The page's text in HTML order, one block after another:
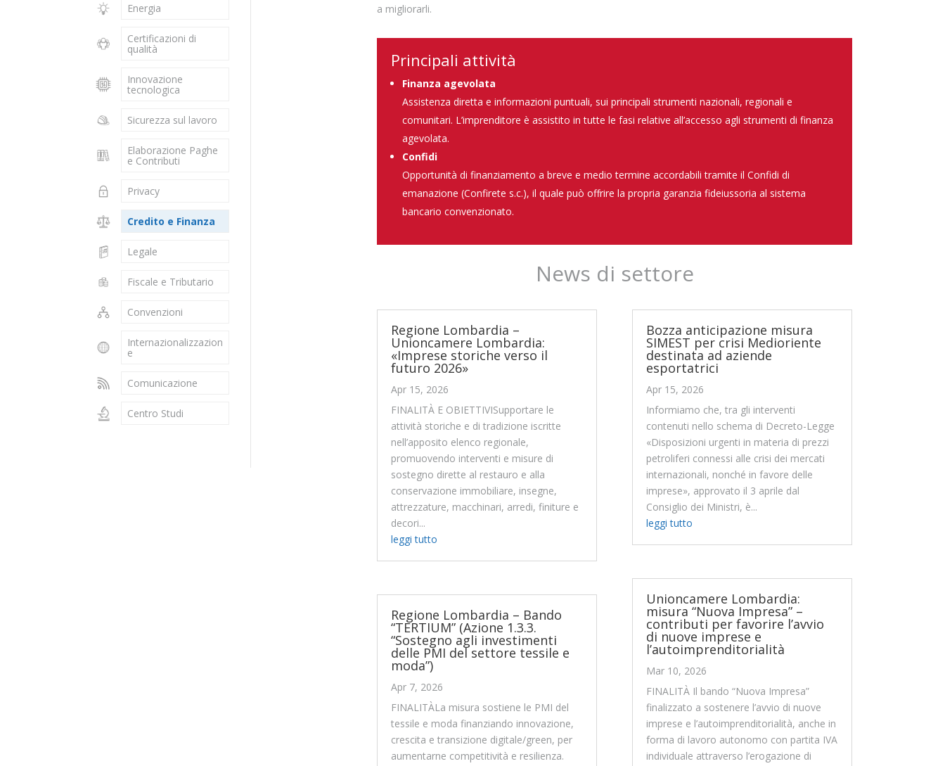
Energia
Certificazioni di
qualità
Innovazione
tecnologica
Sicurezza sul lavoro
Elaborazione Paghe
e Contributi
Privacy
Credito e Finanza
Legale
Fiscale e Tributario
Convenzioni
Internazionalizzazion
e
Comunicazione
Centro Studi
a migliorarli.
Principali attività
Finanza agevolata
Assistenza diretta e informazioni puntuali, sui principali strumenti nazionali, regionali e
comunitari. L’imprenditore è assistito in tutte le fasi relative all’accesso agli strumenti di finanza
agevolata.
Confidi
Opportunità di finanziamento a breve e medio termine accordabili tramite il Confidi di
emanazione (Confirete s.c.), il quale può offrire la propria garanzia fideiussoria al sistema
bancario convenzionato.
News di settore
Regione Lombardia –
Unioncamere Lombardia:
«Imprese storiche verso il
futuro 2026»
Apr 15, 2026
FINALITÀ E OBIETTIVISupportare le
attività storiche e di tradizione iscritte
nell’apposito elenco regionale,
promuovendo interventi e misure di
sostegno dirette al restauro e alla
conservazione immobiliare, insegne,
attrezzature, macchinari, arredi, finiture e
decori...
leggi tutto
Regione Lombardia – Bando
“TERTIUM” (Azione 1.3.3.
“Sostegno agli investimenti
delle PMI del settore tessile e
moda”)
Apr 7, 2026
FINALITÀLa misura sostiene le PMI del
tessile e moda finanziando innovazione,
crescita e transizione digitale/green, per
aumentarne competitività e resilienza.
Bozza anticipazione misura
SIMEST per crisi Medioriente
destinata ad aziende
esportatrici
Apr 15, 2026
Informiamo che, tra gli interventi
contenuti nello schema di Decreto-Legge
«Disposizioni urgenti in materia di prezzi
petroliferi connessi alle crisi dei mercati
internazionali, nonché in favore delle
imprese», approvato il 3 aprile dal
Consiglio dei Ministri, è...
leggi tutto
Unioncamere Lombardia:
misura “Nuova Impresa” –
contributi per favorire l’avvio
di nuove imprese e
l’autoimprenditorialità
Mar 10, 2026
FINALITÀ Il bando “Nuova Impresa”
finalizzato a sostenere l’avvio di nuove
imprese e l’autoimprenditorialità, anche in
forma di lavoro autonomo con partita IVA
individuale attraverso l’erogazione di